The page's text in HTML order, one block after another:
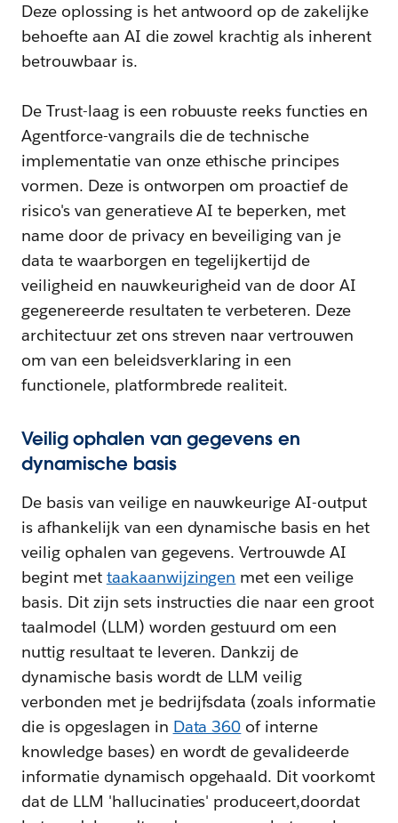
Deze oplossing is het antwoord op de zakelijke
behoefte aan AI die zowel krachtig als inherent
betrouwbaar is.
De Trust-laag is een robuuste reeks functies en
Agentforce-vangrails die de technische
implementatie van onze ethische principes
vormen. Deze is ontworpen om proactief de
risico's van generatieve AI te beperken, met
name door de privacy en beveiliging van je
data te waarborgen en tegelijkertijd de
veiligheid en nauwkeurigheid van de door AI
gegenereerde resultaten te verbeteren. Deze
architectuur zet ons streven naar vertrouwen
om van een beleidsverklaring in een
functionele, platformbrede realiteit.
Veilig ophalen van gegevens en
dynamische basis
De basis van veilige en nauwkeurige AI-output
is afhankelijk van een dynamische basis en het
veilig ophalen van gegevens. Vertrouwde AI
begint met taakaanwijzingen met een veilige
basis. Dit zijn sets instructies die naar een groot
taalmodel (LLM) worden gestuurd om een
nuttig resultaat te leveren. Dankzij de
dynamische basis wordt de LLM veilig
verbonden met je bedrijfsdata (zoals informatie
die is opgeslagen in Data 360 of interne
knowledge bases) en wordt de gevalideerde
informatie dynamisch opgehaald. Dit voorkomt
dat de LLM 'hallucinaties' produceert,doordat